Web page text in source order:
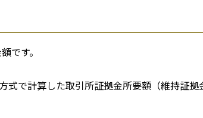
です。
式で計算した取引所証拠金所要額（維持証